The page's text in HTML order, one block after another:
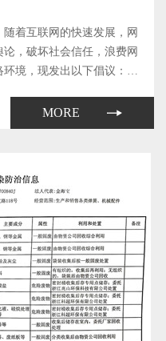
着互联网的快速发展，网
，破坏社会信任，浪费网
境，现发出以下倡议：
信息；提高自身的媒介素
MORE